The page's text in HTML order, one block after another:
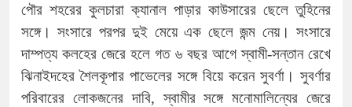
পৌর শহরের কুলচারা ক্যানাল পাড়ার কাউসারের ছেলে তুহিনের
সঙ্গে। সংসারে পরপর দুই মেয়ে এক ছেলে জন্ম নেয়। সংসারে
দাম্পত্য কলহের জেরে হলে গত ৬ বছর আগে স্বামী-সন্তান রেখে
ঝিনাইদহের শৈলকূপার পাভেলের সঙ্গে বিয়ে করেন সুবর্ণা। সুবর্ণার
পরিবারের লোকজনের দাবি, স্বামীর সঙ্গে মনোমালিন্যের জেরে